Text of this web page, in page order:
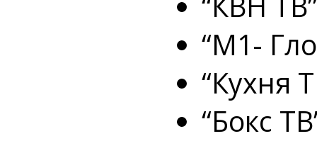
“М1-
“Кухня
“Бокс